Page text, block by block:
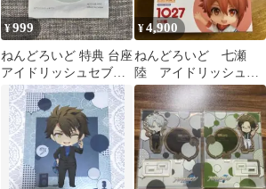
¥999
ねんどろいど 特典 台座
アイドリッシュセブン
二階堂大和
¥4,900
ねんどろいど 七瀬
陸 アイドリッシュセ
ブン